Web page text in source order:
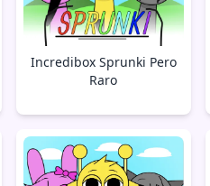
Incredibox Sprunki Pero
Raro